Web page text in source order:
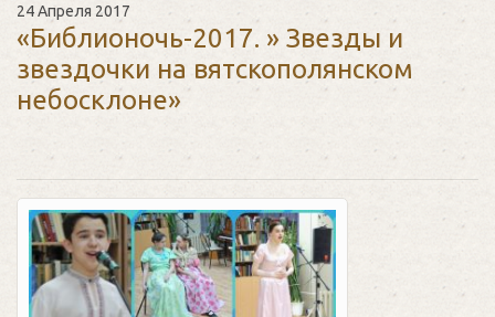
24 Апреля 2017
«Библионочь-2017. » Звезды и
звездочки на вятскополянском
небосклоне»